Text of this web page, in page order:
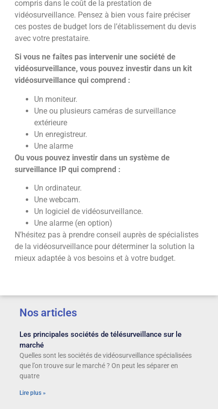
compris dans le coût de la prestation de
vidéosurveillance. Pensez à bien vous faire préciser
ces postes de budget lors de l’établissement du devis
avec votre prestataire.
Si vous ne faîtes pas intervenir une société de
vidéosurveillance, vous pouvez investir dans un kit
vidéosurveillance qui comprend :
Un moniteur.
Une ou plusieurs caméras de surveillance
extérieure
Un enregistreur.
Une alarme
Ou vous pouvez investir dans un système de
surveillance IP qui comprend :
Un ordinateur.
Une webcam.
Un logiciel de vidéosurveillance.
Une alarme (en option)
N’hésitez pas à prendre conseil auprès de spécialistes
de la vidéosurveillance pour déterminer la solution la
mieux adaptée à vos besoins et à votre budget.
Nos articles
Les principales sociétés de télésurveillance sur le
marché
Quelles sont les sociétés de vidéosurveillance spécialisées
que l’on trouve sur le marché ? On peut les séparer en
quatre
Lire plus »